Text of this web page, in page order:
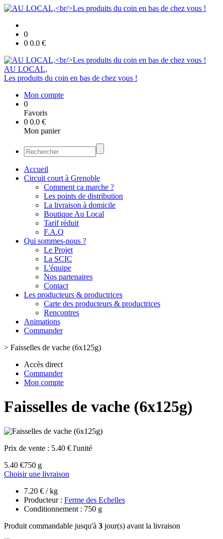
0
0 0.0 €
AU LOCAL,
Les produits du coin en bas de chez vous !
Mon compte
0
Favoris
0 0.0 €
Mon panier
Accueil
Circuit court à Grenoble
Comment ça marche ?
Les points de distribution
La livraison à domicile
Boutique Au Local
Tarif réduit
F.A.Q
Qui sommes-nous ?
Le Projet
La SCIC
L'équipe
Nos partenaires
Contact
Les producteurs & productrices
Carte des producteurs & productrices
Rencontres
Animations
Commander
> Faisselles de vache (6x125g)
Accès direct
Commander
Mon compte
Faisselles de vache (6x125g)
Prix de vente : 5.40 € l'unité
5.40 €750 g
Choisir une livraison
7.20 € / kg
Producteur : Ferme des Echelles
Conditionnement : 750 g
Produit commandable jusqu'à 3 jour(s) avant la livraison